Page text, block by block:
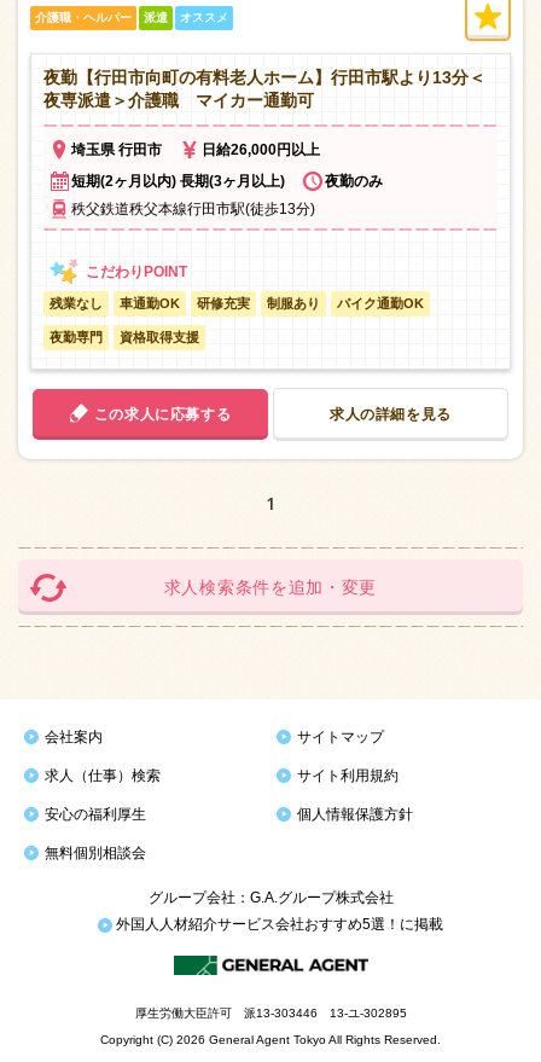
介護職・ヘルパー 派遣 オススメ
夜勤【行田市向町の有料老人ホーム】行田市駅より13分＜
夜専派遣＞介護職 マイカー通勤可
埼玉県 行田市
日給26,000円以上
短期(2ヶ月以内) 長期(3ヶ月以上)
夜勤のみ
秩父鉄道秩父本線行田市駅(徒歩13分)
残業なし 車通勤OK 研修充実 制服あり バイク通勤OK
夜勤専門 資格取得支援
この求人に応募する 求人の詳細を見る
1
求人検索条件を追加・変更
会社案内 サイトマップ
求人（仕事）検索 サイト利用規約
安心の福利厚生 個人情報保護方針
無料個別相談会
グループ会社：G.A.グループ株式会社
外国人人材紹介サービス会社おすすめ5選！に掲載
厚生労働大臣許可 派13-303446 13-ユ-302895
Copyright (C) 2026 General Agent Tokyo All Rights Reserved.